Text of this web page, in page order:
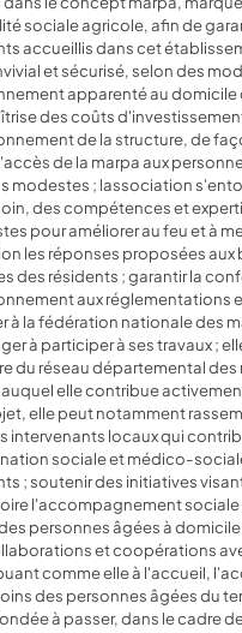
sociale agricole, afin de
accueillis dans cet
et sécurisé, selon des
apparenté au domicile
des coûts
de la structure, de
de la marpa aux
modestes ; lassociation
des compétences et
pour améliorer au feu et à
les réponses proposées aux
des résidents ; garantir la
aux réglementations
à la fédération nationale des
à participer à ses travaux ;
du réseau départemental
auquel elle contribue
elle peut notamment
intervenants locaux qui
sociale et médico-
; soutenir des initiatives
l'accompagnement
personnes âgées à
et coopérations
comme elle à l'accueil,
des personnes âgées du
à passer, dans le cadre